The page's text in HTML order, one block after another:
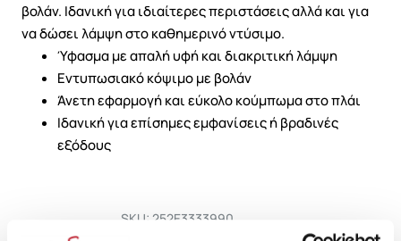
βολάν. Ιδανική για ιδιαίτερες περιστάσεις αλλά και για
να δώσει λάμψη στο καθημερινό ντύσιμο.
Ύφασμα με απαλή υφή και διακριτική λάμψη
Εντυπωσιακό κόψιμο με βολάν
Άνετη εφαρμογή και εύκολο κούμπωμα στο πλάι
Ιδανική για επίσημες εμφανίσεις ή βραδινές
εξόδους
SKU: 252E3333990